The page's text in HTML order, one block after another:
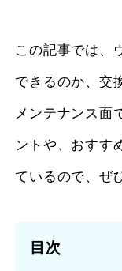
この記事では、
できるのか、交
メンテナンス面
ントや、おすす
ているので、ぜ
目次